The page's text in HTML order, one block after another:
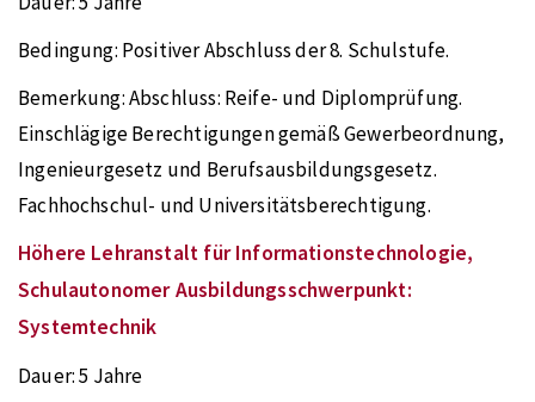
Bedingung: Positiver Abschluss der 8. Schulstufe.
Bemerkung:Abschluss: Reife- und Diplomprüfung.
Einschlägige Berechtigungen gemäß Gewerbeordnung,
Ingenieurgesetz und Berufsausbildungsgesetz.
Fachhochschul- und Universitätsberechtigung.
Höhere Lehranstalt für Informationstechnologie,
Schulautonomer Ausbildungsschwerpunkt:
Systemtechnik
Dauer:5 Jahre